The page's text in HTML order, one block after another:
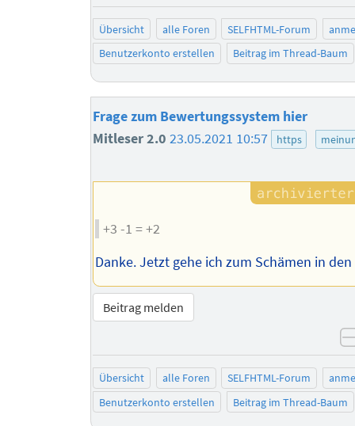
Übersicht alle Foren SELFHTML-Forum
Benutzerkonto erstellen
Beitrag im Thread-Baum
Frage zum Bewertungssystem hier
Mitleser 2.023.05.2021 10:57 https
+3 -1 = +2
Danke. Jetzt gehe ich zum Schämen in
Beitrag melden
Übersicht alle Foren SELFHTML-Forum
Benutzerkonto erstellen
Beitrag im Thread-Baum